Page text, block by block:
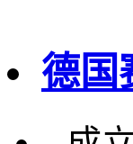
德国